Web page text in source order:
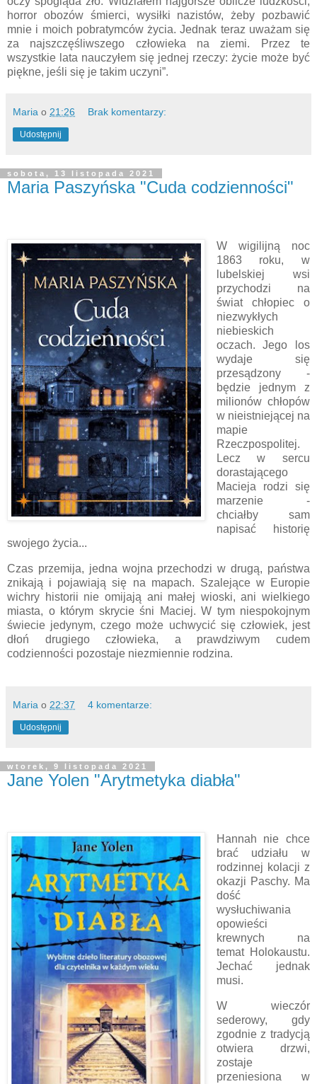
horror obozów śmierci, wysiłki nazistów, żeby pozbawić
mnie i moich pobratymców życia. Jednak teraz uważam się
za najszczęśliwszego człowieka na ziemi. Przez te
wszystkie lata nauczyłem się jednej rzeczy: życie może być
piękne, jeśli się je takim uczyni”.
Maria o 21:26 Brak komentarzy:
Udostępnij
sobota, 13 listopada 2021
Maria Paszyńska "Cuda codzienności"
W wigilijną noc
1863 roku, w
lubelskiej wsi
przychodzi na
świat chłopiec o
niezwykłych
niebieskich
oczach. Jego los
wydaje się
przesądzony -
będzie jednym z
milionów chłopów
w nieistniejącej na
mapie
Rzeczpospolitej.
Lecz w sercu
dorastającego
Macieja rodzi się
marzenie -
chciałby sam
napisać historię
swojego życia...
Czas przemija, jedna wojna przechodzi w drugą, państwa
znikają i pojawiają się na mapach. Szalejące w Europie
wichry historii nie omijają ani małej wioski, ani wielkiego
miasta, o którym skrycie śni Maciej. W tym niespokojnym
świecie jedynym, czego może uchwycić się człowiek, jest
dłoń drugiego człowieka, a prawdziwym cudem
codzienności pozostaje niezmiennie rodzina.
Maria o 22:37 4 komentarze:
Udostępnij
wtorek, 9 listopada 2021
Jane Yolen "Arytmetyka diabła"
Hannah nie chce
brać udziału w
rodzinnej kolacji z
okazji Paschy. Ma
dość
wysłuchiwania
opowieści
krewnych na
temat Holokaustu.
Jechać jednak
musi.
W wieczór
sederowy, gdy
zgodnie z tradycją
otwiera drzwi,
zostaje
przeniesiona w